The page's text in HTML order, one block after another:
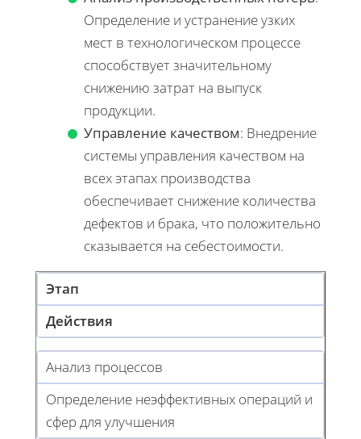
Определение и устранение узких
мест в технологическом процессе
способствует значительному
снижению затрат на выпуск
продукции.
Управление качеством: Внедрение
системы управления качеством на
всех этапах производства
обеспечивает снижение количества
дефектов и брака, что положительно
сказывается на себестоимости.
Этап
Действия
Анализ процессов
Определение неэффективных операций и
сфер для улучшения